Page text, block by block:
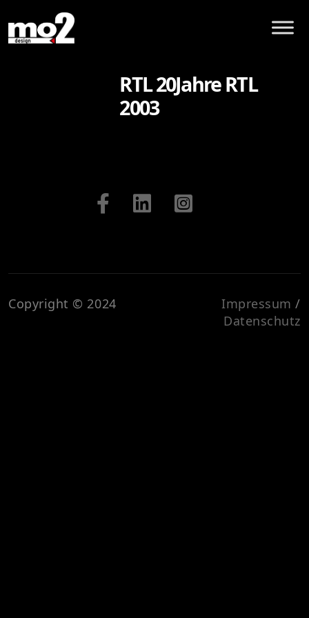
RTL 20Jahre RTL
2003
Copyright © 2024 Impressum /
Datenschutz